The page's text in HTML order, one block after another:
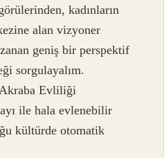
kadınların
alan vizyoner
geniş bir perspektif
sorgulayalım.
Evliliği
ile hala evlenebilir
kültürde otomatik